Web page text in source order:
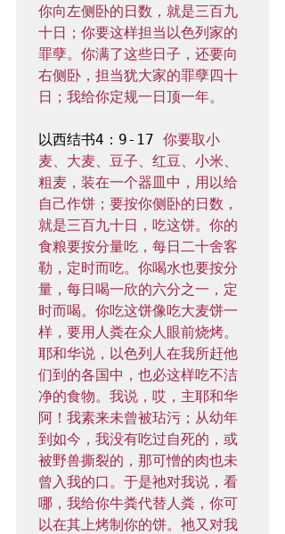
你向左侧卧的日数，就是三百九
十日；你要这样担当以色列家的
罪孽。你满了这些日子，还要向
右侧卧，担当犹大家的罪孽四十
日；我给你定规一日顶一年。
以西结书4：9-17 你要取小
麦、大麦、豆子、红豆、小米、
粗麦，装在一个器皿中，用以给
自己作饼；要按你侧卧的日数，
就是三百九十日，吃这饼。你的
食粮要按分量吃，每日二十舍客
勒，定时而吃。你喝水也要按分
量，每日喝一欣的六分之一，定
时而喝。你吃这饼像吃大麦饼一
样，要用人粪在众人眼前烧烤。
耶和华说，以色列人在我所赶他
们到的各国中，也必这样吃不洁
净的食物。我说，哎，主耶和华
阿！我素来未曾被玷污；从幼年
到如今，我没有吃过自死的，或
被野兽撕裂的，那可憎的肉也未
曾入我的口。于是祂对我说，看
哪，我给你牛粪代替人粪，你可
以在其上烤制你的饼。祂又对我